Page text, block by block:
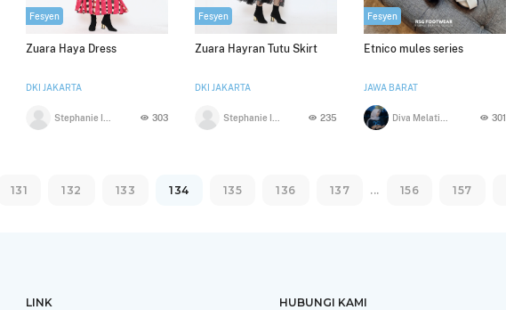
Fesyen
Zuara Haya Dress
DKI JAKARTA
303
Fesyen
Zuara Hayran Tutu Skirt
DKI JAKARTA
235
Fesyen
Etnico mules series
JAWA BARAT
301
131 132 133 134 135 136 137 ... 156 157
LINK HUBUNGI KAMI